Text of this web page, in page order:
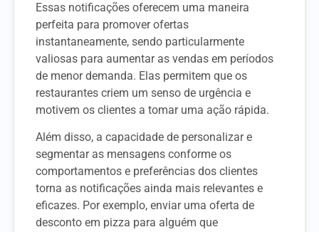
Essas notificações oferecem uma maneira
perfeita para promover ofertas
instantaneamente, sendo particularmente
valiosas para aumentar as vendas em períodos
de menor demanda. Elas permitem que os
restaurantes criem um senso de urgência e
motivem os clientes a tomar uma ação rápida.
Além disso, a capacidade de personalizar e
segmentar as mensagens conforme os
comportamentos e preferências dos clientes
torna as notificações ainda mais relevantes e
eficazes. Por exemplo, enviar uma oferta de
desconto em pizza para alguém que